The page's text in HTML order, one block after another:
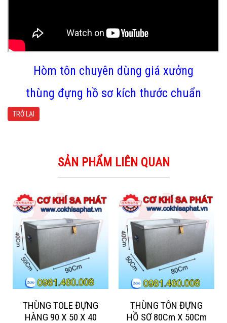
Hòm tôn chuyên dùng giá xưởng
thùng đựng hồ sơ kích thước chuẩn
TRỞ LẠI
SẢN PHẨM LIÊN QUAN
THÙNG TOLE ĐỰNG
HÀNG 90 X 50 X 40
THÙNG TÔN ĐỰNG
HỒ SƠ 80Cm X 50Cm